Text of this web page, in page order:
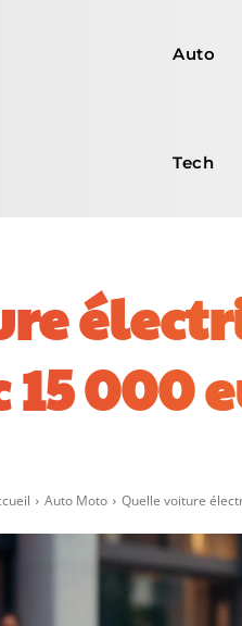
Auto
Tech
15 000
Auto Moto Quelle voiture